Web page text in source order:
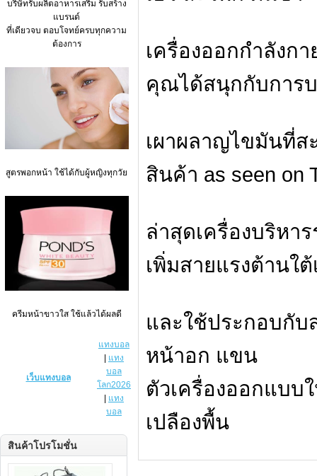
บริษัทรับผลิตอาหารเสริม รับสร้าง
แบรนด์
ที่เดียวจบ ตอบโจทย์ครบทุกความ
ต้องการ
สูตรพอกหน้า ใช้ได้กับผู้หญิงทุกวัย
ครีมหน้าขาวใส ใช้แล้วได้ผลดี
เว็บแทงบอล
แทงบอล
แทง
บอล
โลก2026
แทง
บอล
สินค้าโปรโมชั่น
เครื่องออกกำลังก
คุณได้สนุกกับการบ
เผาผลาญไขมันที่ส
สินค้า as seen on
ล่าสุดเครื่องบริหา
เพิ่มสายแรงต้านใ
และใช้ประกอบกับ
หน้าอก แขน
ตัวเครื่องออกแบบ
เปลืองพื้น